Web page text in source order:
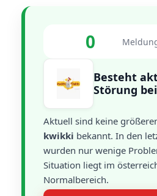
0
Besteht
Störung
Aktuell sind keine
kwikki bekannt. In den
wurden nur wenige
Situation liegt im
Normalbereich.